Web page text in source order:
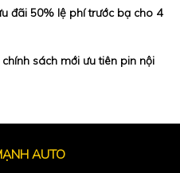
đãi 50% lệ phí trước bạ cho 4
sách mới ưu tiên pin nội
AUTO